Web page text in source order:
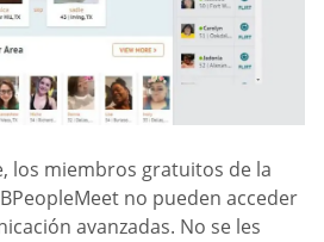
los miembros gratuitos de la
no pueden acceder
avanzadas. No se les